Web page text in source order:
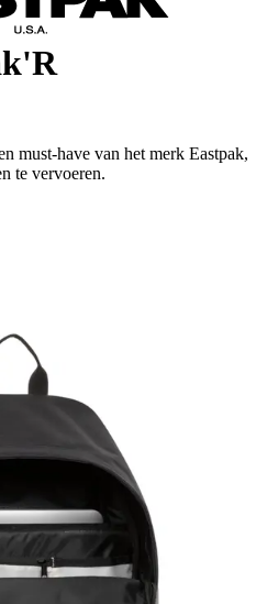
must-have van het merk Eastpak,
te vervoeren.